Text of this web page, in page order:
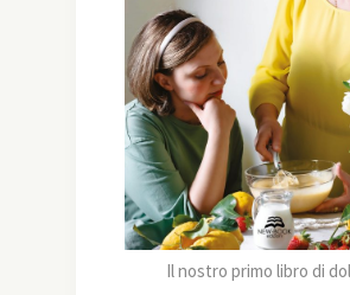
Il nostro primo libro di